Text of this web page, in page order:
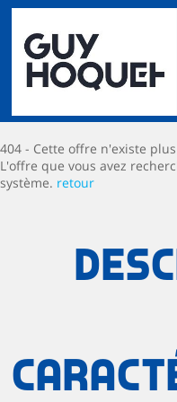
404 - Cette offre n'existe plus
L'offre que vous avez
système. retour